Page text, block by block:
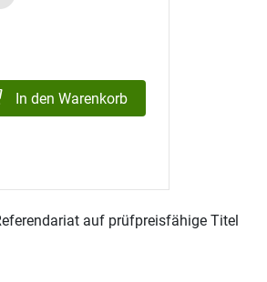
In den Warenkorb
auf prüfpreisfähige Titel